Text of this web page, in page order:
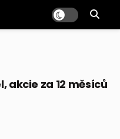
akcie za 12 měsíců